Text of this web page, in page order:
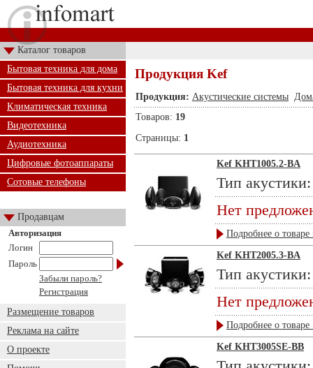
Каталог товаров
Бытовая техника для дома
Бытовая техника для кухни
Климатическая техника
Видеотехника
Аудиотехника
Цифровые фотоаппараты
Сотовые телефоны
Продавцам
Авторизация
Логин
Пароль
Забыли пароль?
Регистрация
Размещение товаров
Реклама на сайте
О проекте
Продукция Kef
Продукция: Акустические системы
Товаров: 19
Страницы: 1
Kef KHT1005.2-BA
Тип
Нет
Подробнее о товаре
Kef KHT2005.3-BA
Тип
Нет
Подробнее о товаре
Kef KHT3005SE-BB